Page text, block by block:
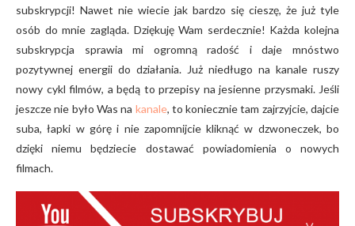
subskrypcji! Nawet nie wiecie jak bardzo się cieszę, że już tyle
osób do mnie zagląda. Dziękuję Wam serdecznie! Każda kolejna
subskrypcja sprawia mi ogromną radość i daje mnóstwo
pozytywnej energii do działania. Już niedługo na kanale ruszy
nowy cykl filmów, a będą to przepisy na jesienne przysmaki. Jeśli
jeszcze nie było Was na kanale, to koniecznie tam zajrzyjcie, dajcie
suba, łapki w górę i nie zapomnijcie kliknąć w dzwoneczek, bo
dzięki niemu będziecie dostawać powiadomienia o nowych
filmach.